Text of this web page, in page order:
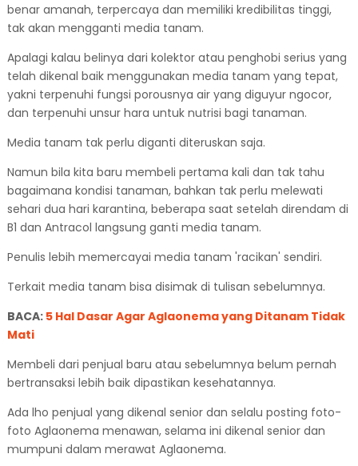
benar amanah, terpercaya dan memiliki kredibilitas tinggi,
tak akan mengganti media tanam.
Apalagi kalau belinya dari kolektor atau penghobi serius yang
telah dikenal baik menggunakan media tanam yang tepat,
yakni terpenuhi fungsi porousnya air yang diguyur ngocor,
dan terpenuhi unsur hara untuk nutrisi bagi tanaman.
Media tanam tak perlu diganti diteruskan saja.
Namun bila kita baru membeli pertama kali dan tak tahu
bagaimana kondisi tanaman, bahkan tak perlu melewati
sehari dua hari karantina, beberapa saat setelah direndam di
B1 dan Antracol langsung ganti media tanam.
Penulis lebih memercayai media tanam 'racikan' sendiri.
Terkait media tanam bisa disimak di tulisan sebelumnya.
BACA: 5 Hal Dasar Agar Aglaonema yang Ditanam Tidak
Mati
Membeli dari penjual baru atau sebelumnya belum pernah
bertransaksi lebih baik dipastikan kesehatannya.
Ada lho penjual yang dikenal senior dan selalu posting foto-
foto Aglaonema menawan, selama ini dikenal senior dan
mumpuni dalam merawat Aglaonema.